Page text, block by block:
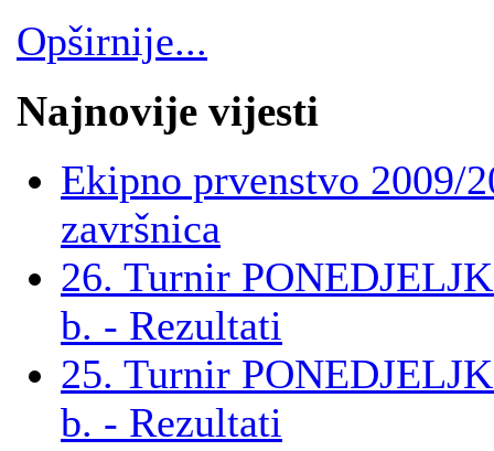
Opširnije...
Najnovije vijesti
Ekipno prvenstvo 2009/
završnica
26. Turnir
b. - Rezultati
25. Turnir
b. - Rezultati